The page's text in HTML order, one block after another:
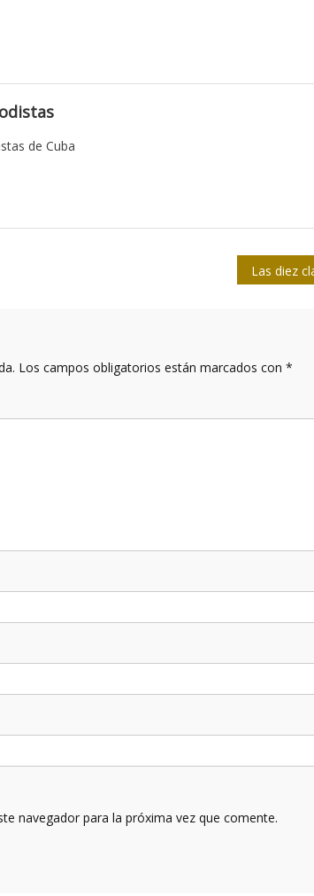
de Cuba
Los campos obligatorios están marcados con *
navegador para la próxima vez que comente.